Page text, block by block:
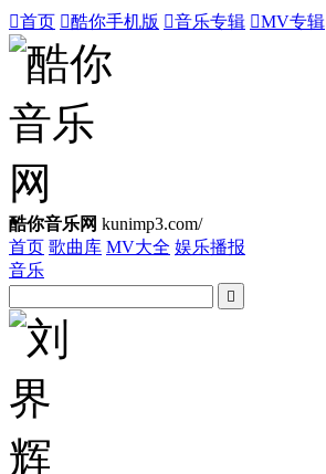
首页 酷你手机版 音乐专辑 MV专辑
酷你音乐网 kunimp3.com/
首页 歌曲库 MV大全 娱乐播报
音乐
